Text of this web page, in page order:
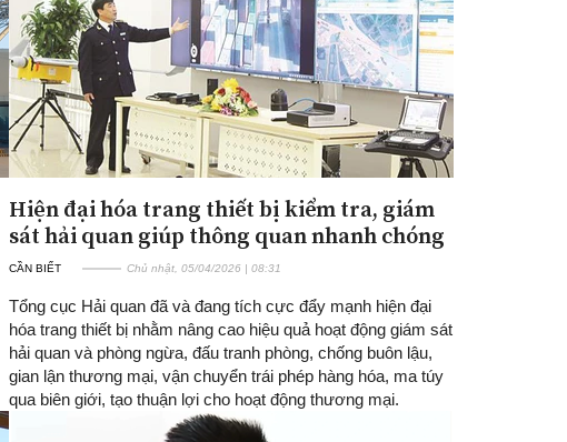
Hiện đại hóa trang thiết bị kiểm tra, giám
sát hải quan giúp thông quan nhanh chóng
CẦN BIẾT Chủ nhật, 05/04/2026 | 08:31
Tổng cục Hải quan đã và đang tích cực đẩy mạnh hiện đại
hóa trang thiết bị nhằm nâng cao hiệu quả hoạt động giám sát
hải quan và phòng ngừa, đấu tranh phòng, chống buôn lậu,
gian lận thương mại, vận chuyển trái phép hàng hóa, ma túy
qua biên giới, tạo thuận lợi cho hoạt động thương mại.